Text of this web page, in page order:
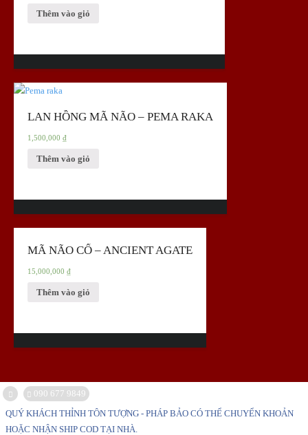
Thêm vào giỏ
LAN HỒNG MÃ NÃO – PEMA RAKA
1,500,000 ₫
Thêm vào giỏ
MÃ NÃO CỔ – ANCIENT AGATE
15,000,000 ₫
Thêm vào giỏ
090 677 9849
QUÝ KHÁCH THỈNH TÔN TƯỢNG - PHÁP BẢO CÓ THỂ CHUYỂN KHOẢN
HOẶC NHẬN SHIP COD TẠI NHÀ.